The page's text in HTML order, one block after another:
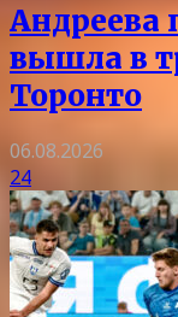
Андреева
вышла в
Торонто
06.08.2026
24